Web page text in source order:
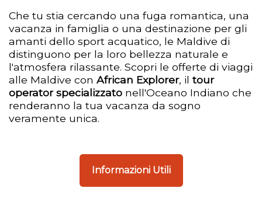
Che tu stia cercando una fuga romantica, una
vacanza in famiglia o una destinazione per gli
amanti dello sport acquatico, le Maldive di
distinguono per la loro bellezza naturale e
l'atmosfera rilassante. Scopri le offerte di viaggi
alle Maldive con African Explorer, il tour
operator specializzato nell'Oceano Indiano che
renderanno la tua vacanza da sogno
veramente unica.
Informazioni Utili